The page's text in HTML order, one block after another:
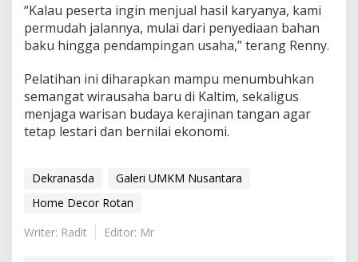
“Kalau peserta ingin menjual hasil karyanya, kami
permudah jalannya, mulai dari penyediaan bahan
baku hingga pendampingan usaha,” terang Renny.
Pelatihan ini diharapkan mampu menumbuhkan
semangat wirausaha baru di Kaltim, sekaligus
menjaga warisan budaya kerajinan tangan agar
tetap lestari dan bernilai ekonomi.
Dekranasda
Galeri UMKM Nusantara
Home Decor Rotan
Writer: Radit
Editor: Mr